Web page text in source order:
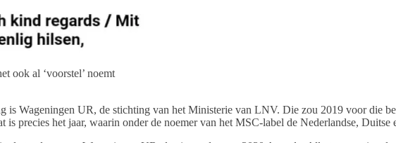
ook al ‘voorstel’ noemt
is Wageningen UR, de stichting van het Ministerie van LNV. Die zou 2019 voor die
precies het jaar, waarin onder de noemer van het MSC-label de Nederlandse,